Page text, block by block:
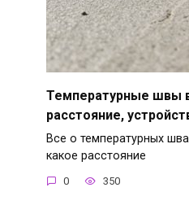
Температурные швы
расстояние,
Все о температурных
какое расстояние
0 350